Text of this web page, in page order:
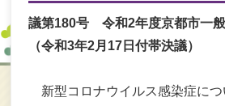
議第180号 令和2年度京都市一
（令和3年2月17日付帯決議）
新型コロナウイルス感染症に